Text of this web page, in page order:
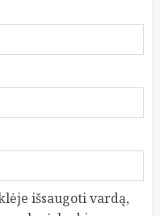
išsaugoti vardą,